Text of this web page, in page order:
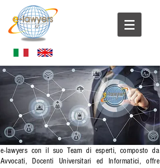
e-lawyers con il suo Team di esperti, composto da
Avvocati, Docenti Universitari ed Informatici, offre